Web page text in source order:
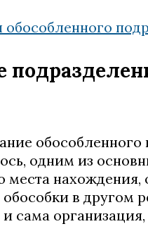
обособленного
одним из
места
в другом
сама